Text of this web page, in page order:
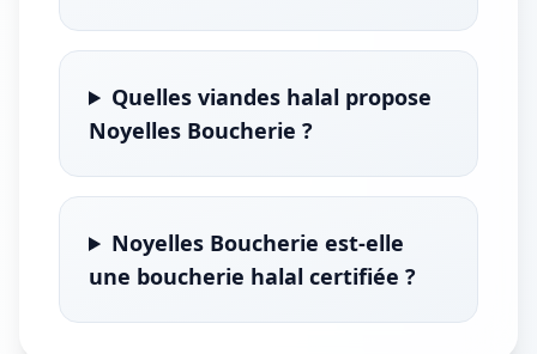
Quelles viandes halal propose
Noyelles Boucherie ?
Noyelles Boucherie est-elle
une boucherie halal certifiée ?